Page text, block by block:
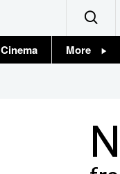
Cinema More